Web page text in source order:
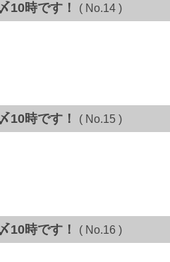
10時です！
( No.14 )
10時です！
( No.15 )
10時です！
( No.16 )